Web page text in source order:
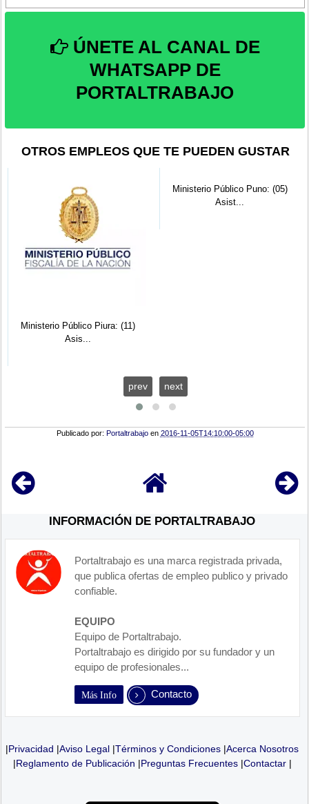
ÚNETE AL CANAL DE
WHATSAPP DE
PORTALTRABAJO
OTROS EMPLEOS QUE TE PUEDEN GUSTAR
Ministerio Público Piura: (11)
Asis...
Ministerio Público Puno: (05)
Asist...
prev next
Publicado por: Portaltrabajo en 2016-11-05T14:10:00-05:00
INFORMACIÓN DE PORTALTRABAJO
Portaltrabajo es una marca registrada privada,
que publica ofertas de empleo publico y privado
confiable.
EQUIPO
Equipo de Portaltrabajo.
Portaltrabajo es dirigido por su fundador y un
equipo de profesionales...
Más Info Contacto
|Privacidad |Aviso Legal |Términos y Condiciones |Acerca Nosotros
|Reglamento de Publicación |Preguntas Frecuentes|Contactar|